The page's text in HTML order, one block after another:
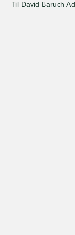
Til David Baruch